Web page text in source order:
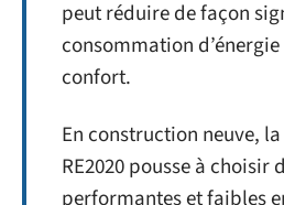
peut réduire de façon
consommation
confort.
En construction neuve,
RE2020 pousse à choisir
performantes et faibles